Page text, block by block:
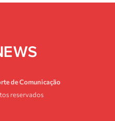
de Comunicação
reservados